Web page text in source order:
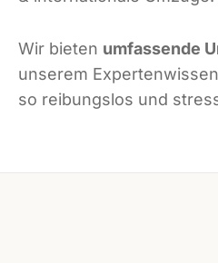
Wir bieten umfassende
unserem
so reibungslos und